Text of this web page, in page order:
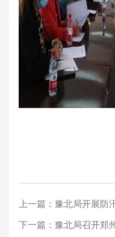
上一篇： 豫北局开展防
下一篇： 豫北局召开郑